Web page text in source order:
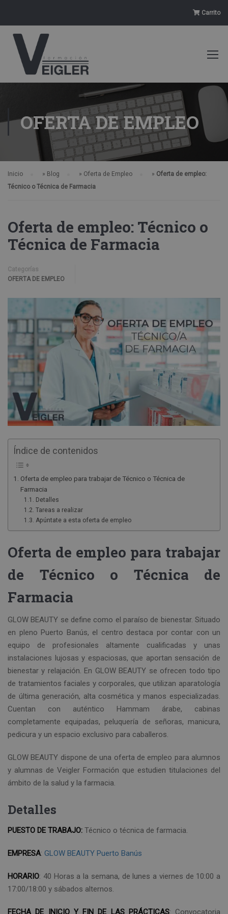
Carrito
OFERTA DE EMPLEO
Inicio » Blog » Oferta de Empleo » Oferta de empleo:
Técnico o Técnica de Farmacia
Oferta de empleo: Técnico o
Técnica de Farmacia
Categorías
OFERTA DE EMPLEO
Índice de contenidos
Oferta de empleo para trabajar de Técnico o Técnica de
Farmacia
Detalles
Tareas a realizar
Apúntate a esta oferta de empleo
Oferta de empleo para trabajar
de Técnico o Técnica de
Farmacia
GLOW BEAUTY se define como el paraíso de bienestar. Situado
en pleno Puerto Banús, el centro destaca por contar con un
equipo de profesionales altamente cualificadas y unas
instalaciones lujosas y espaciosas, que aportan sensación de
bienestar y relajación. En GLOW BEAUTY se ofrecen todo tipo
de tratamientos faciales y corporales, que utilizan aparatología
de última generación, alta cosmética y manos especializadas.
Cuentan con auténtico Hammam árabe, cabinas
completamente equipadas, peluquería de señoras, manicura,
pedicura y un espacio exclusivo para caballeros.
GLOW BEAUTY dispone de una oferta de empleo para alumnos
y alumnas de Veigler Formación que estudien titulaciones del
ámbito de la salud y la farmacia.
Detalles
PUESTO DE TRABAJO: Técnico o técnica de farmacia.
EMPRESA: GLOW BEAUTY Puerto Banús
HORARIO: 40 Horas a la semana, de lunes a viernes de 10:00 a
17:00/18:00 y sábados alternos.
FECHA DE INICIO Y FIN DE LAS PRÁCTICAS: Convocatoria